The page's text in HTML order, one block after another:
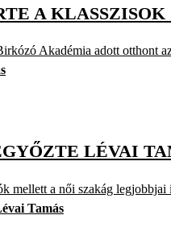
A
Akadémia adott otthont
LÉVAI
mellett a női szakág legjobbjai
Tamás